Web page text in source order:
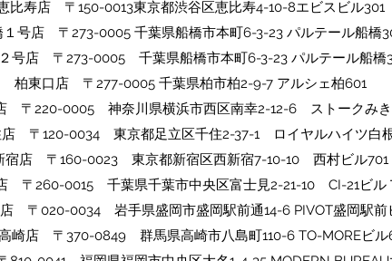
比寿店 〒150-0013東京都渋谷区恵比寿4-10-8エビスビル301
１号店 〒273-0005 千葉県船橋市本町6-3-23 パルテール船橋
号店 〒273-0005​ 千葉県船橋市本町6-3-23 パルテール船橋
​柏東口店 〒277-0005 千葉県柏市柏2-9-7 アルシェ柏601
〒220-0005 神奈川県横浜市西区南幸2-12-6 ストークみ
店 〒120-0034 東京都足立区千住2-37-1 ロイヤルハイツ白
宿店 〒160-0023 東京都新宿区西新宿7-10-10 西村ビル701
〒260-0015 千葉県千葉市中央区富士見2-21-10 CI-21ビル
〒020-0034 岩手県盛岡市盛岡駅前通14-6 PIVOT盛岡駅前
崎店 〒370-0849 群馬県高崎市八島町110-6 TO-MOREビル